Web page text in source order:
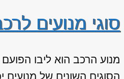
סוגי מנועים
מנוע הרכב הוא ליבו
הסוגים השונים של מנועים